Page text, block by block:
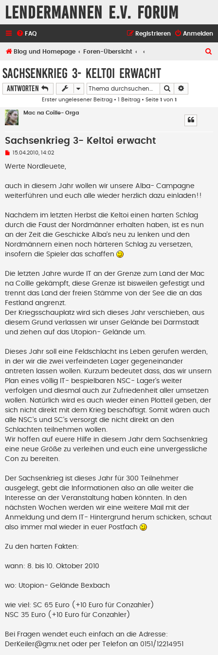
Lendermannen e.V. Forum
FAQ Anmelden
Registrieren
Blog und Homepage Foren-Übersicht
Sachsenkrieg 3- Keltoi erwacht
Antworten Suche
Erster ungelesener Beitrag• 1 Beitrag • Seite 1 von 1
Mac na Coílle- Orga
Sachsenkrieg 3- Keltoi erwacht
U
g
e
e
r
e
i
r
a
15.04.2010, 14:02
Werte Nordleuete,
auch in diesem Jahr wollen wir unsere Alba- Campagne
weiterführen und euch alle wieder herzlich dazu einladen!!
Nachdem im letzten Herbst die Keltoi einen harten Schlag
durch die Faust der Nordmänner erhalten haben, ist es nun
an der Zeit die Geschicke Alba's neu zu lenken und den
Nordmännern einen noch härteren Schlag zu versetzen,
insofern die Spieler das schaffen
Die letzten Jahre wurde IT an der Grenze zum Land der Mac
na Coílle gekämpft, diese Grenze ist bisweilen gefestigt und
trennt das Land der freien Stämme von der See die an das
Festland angrenzt.
Der Kriegsschauplatz wird sich dieses Jahr verschieben, aus
diesem Grund verlassen wir unser Gelände bei Darmstadt
und ziehen auf das Utopion- Gelände um.
Dieses Jahr soll eine Feldschlacht ins Leben gerufen werden,
in der wir die zwei verfeindeten Lager gegeneinander
antreten lassen wollen. Kurzum bedeutet dass, das wir unsern
Plan eines völlig IT- bespielbaren NSC- Lager's weiter
verfolgen und diesmal auch zur Zufriedenheit aller umsetzen
wollen. Natürlich wird es auch wieder einen Plotteil geben, der
sich nicht direkt mit dem Krieg beschäftigt. Somit wären auch
alle NSC's und SC's versorgt die nicht direkt an den
Schlachten teilnehmen wollen.
Wir hoffen auf euere Hilfe in diesem Jahr dem Sachsenkrieg
eine neue Größe zu verleihen und euch eine unvergessliche
Con zu bereiten.
Der Sachsenkrieg ist dieses Jahr für 300 Teilnehmer
ausgelegt, gebt die Informationen also an alle weiter die
Interesse an der Veranstaltung haben könnten. In den
nächsten Wochen werden wir eine weitere Mail mit der
Anmeldung und dem IT- Hintergrund herum schicken, schaut
also immer mal wieder in euer Postfach
Zu den harten Fakten:
wann: 8. bis 10. Oktober 2010
wo: Utopion- Gelände Bexbach
wie viel: SC 65 Euro (+10 Euro für Conzahler)
NSC 35 Euro (+10 Euro für Conzahler)
Bei Fragen wendet euch einfach an die Adresse:
DerKeiler@gmx.net oder per Telefon an 0151/12214951